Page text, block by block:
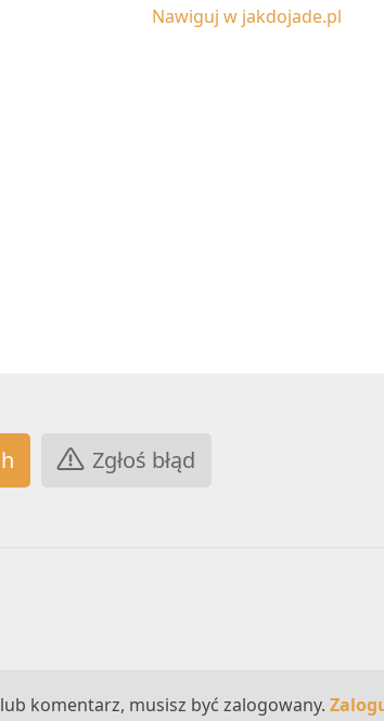
Nawiguj w jakdojade.pl
Zgłoś błąd
komentarz, musisz być zalogowany.